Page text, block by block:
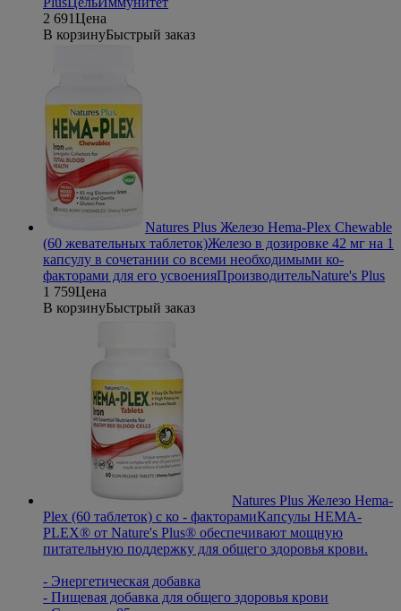
2 691Цена
В корзинуБыстрый заказ
Natures Plus Железо Hema-Plex Chewable
(60 жевательных таблеток)Железо в дозировке 42 мг на 1
капсулу в сочетании со всеми необходимыми ко-
факторами для его усвоенияПроизводительNature's Plus
1 759Цена
В корзинуБыстрый заказ
Natures Plus Железо Hema-
Plex (60 таблеток) с ко - факторамиКапсулы HEMA-
PLEX® от Nature's Plus® обеспечивают мощную
питательную поддержку для общего здоровья крови.
- Энергетическая добавка
- Пищевая добавка для общего здоровья крови